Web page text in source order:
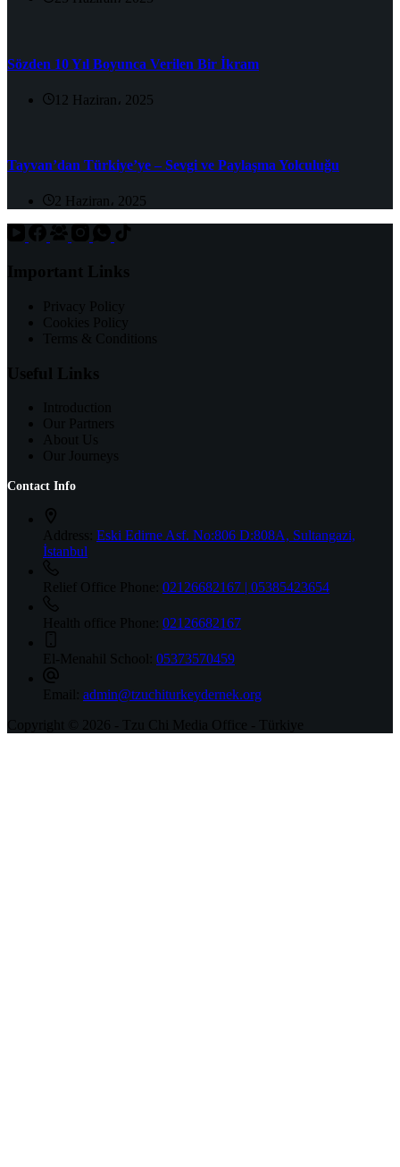
Sözden 10 Yıl Boyunca Verilen Bir İkram
12 Haziran، 2025
Tayvan’dan Türkiye’ye – Sevgi ve Paylaşma Yolculuğu
2 Haziran، 2025
Important Links
Privacy Policy
Cookies Policy
Terms & Conditions
Useful Links
Introduction
Our Partners
About Us
Our Journeys
Contact Info
Address: Eski Edirne Asf. No:806 D:808A, Sultangazi,
İstanbul
Relief Office Phone: 02126682167 | 05385423654
Health office Phone: 02126682167
El-Menahil School: 05373570459
Email: admin@tzuchiturkeydernek.org
Copyright © 2026 - Tzu Chi Media Office - Türkiye